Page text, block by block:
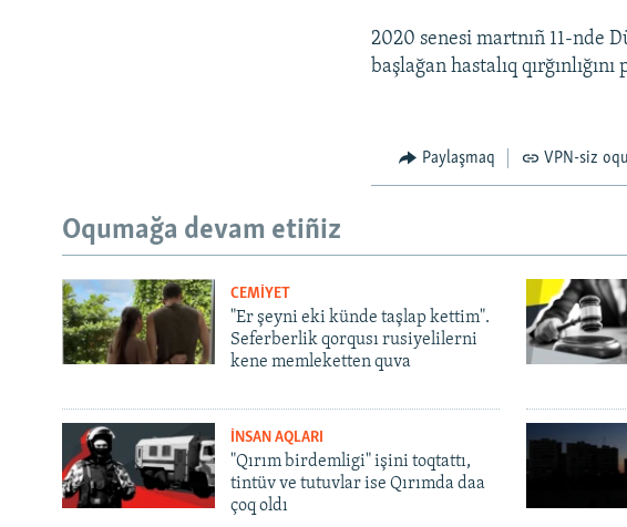
2020 senesi martnıñ 11-nde
başlağan hastalıq
Paylaşmaq VPN-siz
Oqumağa devam etiñiz
CEMİYET
"Er şeyni eki künde taşlap kettim".
Seferberlik qorqusı rusiyelilerni
kene memleketten quva
İNSAN AQLARI
"Qırım birdemligi" işini toqtattı,
tintüv ve tutuvlar ise Qırımda daa
çoq oldı